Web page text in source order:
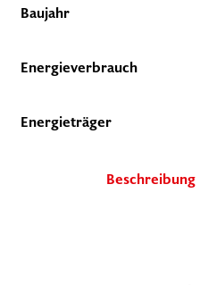
Baujahr
Energieverbrauch
Energieträger